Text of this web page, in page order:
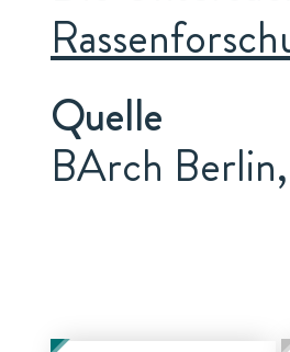
Quelle
BArch